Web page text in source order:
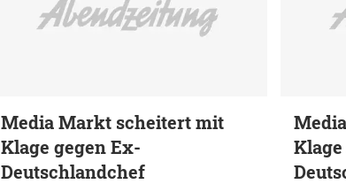
Media Markt scheitert mit
Klage gegen Ex-
Deutschlandchef